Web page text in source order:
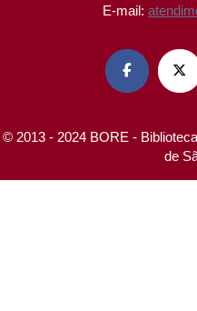
E-mail:
 
© 2013 - 2024 BORE -
de